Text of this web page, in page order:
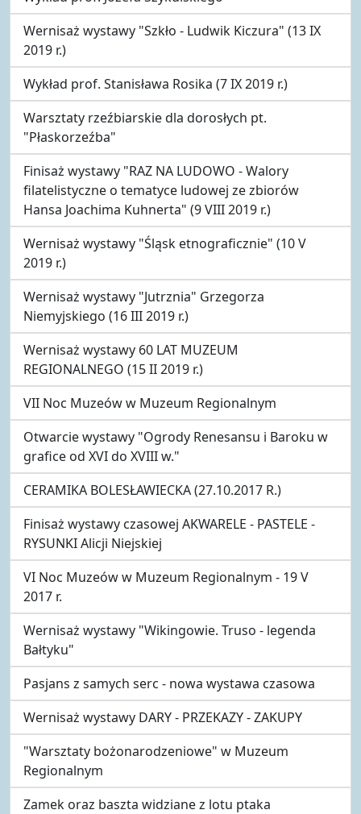
Wernisaż wystawy "Szkło - Ludwik Kiczura" (13 IX
2019 r.)
Wykład prof. Stanisława Rosika (7 IX 2019 r.)
Warsztaty rzeźbiarskie dla dorosłych pt.
"Płaskorzeźba"
Finisaż wystawy "RAZ NA LUDOWO - Walory
filatelistyczne o tematyce ludowej ze zbiorów
Hansa Joachima Kuhnerta" (9 VIII 2019 r.)
Wernisaż wystawy "Śląsk etnograficznie" (10 V
2019 r.)
Wernisaż wystawy "Jutrznia" Grzegorza
Niemyjskiego (16 III 2019 r.)
Wernisaż wystawy 60 LAT MUZEUM
REGIONALNEGO (15 II 2019 r.)
VII Noc Muzeów w Muzeum Regionalnym
Otwarcie wystawy "Ogrody Renesansu i Baroku w
grafice od XVI do XVIII w."
CERAMIKA BOLESŁAWIECKA (27.10.2017 R.)
Finisaż wystawy czasowej AKWARELE - PASTELE -
RYSUNKI Alicji Niejskiej
VI Noc Muzeów w Muzeum Regionalnym - 19 V
2017 r.
Wernisaż wystawy "Wikingowie. Truso - legenda
Bałtyku"
Pasjans z samych serc - nowa wystawa czasowa
Wernisaż wystawy DARY - PRZEKAZY - ZAKUPY
"Warsztaty bożonarodzeniowe" w Muzeum
Regionalnym
Zamek oraz baszta widziane z lotu ptaka